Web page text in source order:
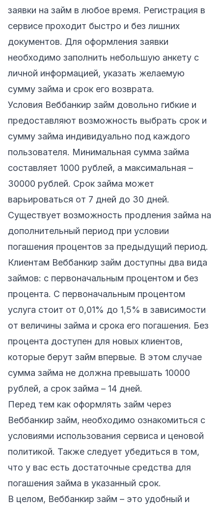
заявки на займ в любое время. Регистрация в
сервисе проходит быстро и без лишних
документов. Для оформления заявки
необходимо заполнить небольшую анкету с
личной информацией, указать желаемую
сумму займа и срок его возврата.
Условия Веббанкир займ довольно гибкие и
предоставляют возможность выбрать срок и
сумму займа индивидуально под каждого
пользователя. Минимальная сумма займа
составляет 1000 рублей, а максимальная –
30000 рублей. Срок займа может
варьироваться от 7 дней до 30 дней.
Существует возможность продления займа на
дополнительный период при условии
погашения процентов за предыдущий период.
Клиентам Веббанкир займ доступны два вида
займов: с первоначальным процентом и без
процента. С первоначальным процентом
услуга стоит от 0,01% до 1,5% в зависимости
от величины займа и срока его погашения. Без
процента доступен для новых клиентов,
которые берут займ впервые. В этом случае
сумма займа не должна превышать 10000
рублей, а срок займа – 14 дней.
Перед тем как оформлять займ через
Веббанкир займ, необходимо ознакомиться с
условиями использования сервиса и ценовой
политикой. Также следует убедиться в том,
что у вас есть достаточные средства для
погашения займа в указанный срок.
В целом, Веббанкир займ – это удобный и